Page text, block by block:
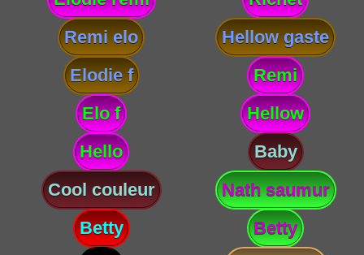
Remi elo
Hellow gaste
Elodie f
Remi
Elo f
Hellow
Hello
Baby
Cool couleur
Nath saumur
Betty
Betty